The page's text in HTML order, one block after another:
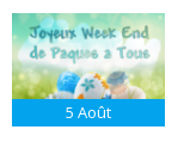
5 Août